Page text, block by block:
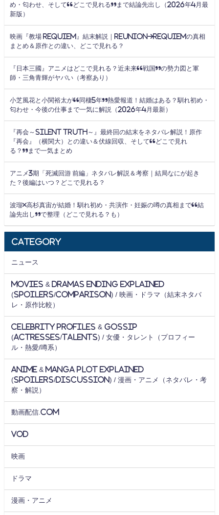
め・匂わせ、そして“どこで見れる”まで結論先出し（2026年4月最
新版）
映画『教場 Requiem』結末解説｜Reunion→Requiemの真相
まとめ＆原作との違い、どこで見れる？
『日本三國』アニメはどこで見れる？近未来“戦国”の勢力図と軍
師・三角青輝がヤバい（考察あり）
小芝風花と小関裕太が“同棲5年”熱愛報道！結婚はある？馴れ初め・
匂わせ・今後の仕事まで一気に解説（2026年4月最新）
『再会～Silent Truth～』最終回の結末をネタバレ解説！原作
『再会』（横関大）との違い＆伏線回収、そして“どこで見れ
る？”まで一気まとめ
アニメ3期「死滅回游 前編」ネタバレ解説＆考察｜結局なにが起き
た？後編はいつ？どこで見れる？
波瑠×高杉真宙が結婚！馴れ初め・共演作・妊娠の噂の真相まで“結
論先出し”で整理（どこで見れる？も）
Category
ニュース
Movies & Dramas Ending Explained
(Spoilers/Comparison) / 映画・ドラマ（結末ネタバ
レ・原作比較）
Celebrity Profiles & Gossip
(Actresses/Talents) / 女優・タレント（プロフィー
ル・熱愛/噂系）
Anime & Manga Plot Explained
(Spoilers/Discussion) / 漫画・アニメ（ネタバレ・考
察・解説）
動画配信.com
VOD
映画
ドラマ
漫画・アニメ